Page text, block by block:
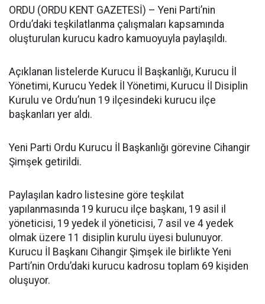
ORDU (ORDU KENT GAZETESİ) – Yeni Parti’nin
Ordu’daki teşkilatlanma çalışmaları kapsamında
oluşturulan kurucu kadro kamuoyuyla paylaşıldı.
Açıklanan listelerde Kurucu İl Başkanlığı, Kurucu İl
Yönetimi, Kurucu Yedek İl Yönetimi, Kurucu İl Disiplin
Kurulu ve Ordu’nun 19 ilçesindeki kurucu ilçe
başkanları yer aldı.
Yeni Parti Ordu Kurucu İl Başkanlığı görevine Cihangir
Şimşek getirildi.
Paylaşılan kadro listesine göre teşkilat
yapılanmasında 19 kurucu ilçe başkanı, 19 asil il
yöneticisi, 19 yedek il yöneticisi, 7 asil ve 4 yedek
olmak üzere 11 disiplin kurulu üyesi bulunuyor.
Kurucu İl Başkanı Cihangir Şimşek ile birlikte Yeni
Parti’nin Ordu’daki kurucu kadrosu toplam 69 kişiden
oluşuyor.